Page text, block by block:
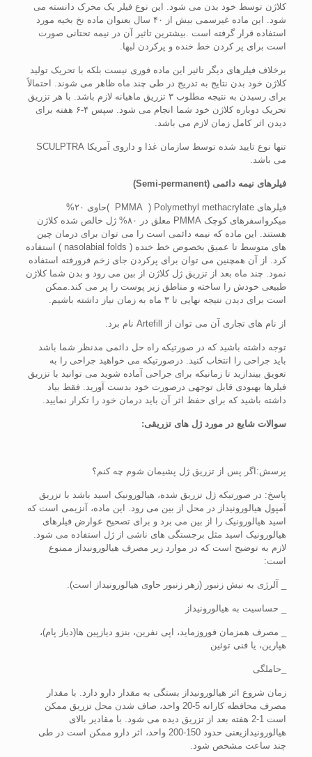
کلاژن توسط خود بدن می شود. این نوع فیلر یک محرک دانسته می
شود. این ماده غیرسمی بیش از ۴٠ سال بعنوان ماده نخ بخیه مورد
استفاده قرار گرفته است .بیشترین تاثیر آن در نیمه تحتانی صورت
است برای پر کردن خط خنده و پرکردن لبها.
برخلاف فیلرهای دیگر تاثیر این ماده فوری نیست بلکه با تحریک تولید
کلاژن خود بدن نتایج به تدریج در طی چند ماه ظاهر می شوند. احتمالاً
برای رسیدن به نتیجه مطلوب ٣ تزریق ماهیانه لازم باشد. با هر تزریق
تحریک دوباره کلاژن خود شما انجام می شود. سپس ۴-۶ هفته برای
دیدن اثر کامل زمان لازم می باشد.
تنها نوع تایید شده توسط سازمان غذا و داروی آمریکا SCULPTRA
می باشد.
فیلرهای نیمه دائمی (Semi-permanent
)
فیلرهای PMMA ) Polymethyl methacrylate )حاوی ٢٠%
میکرواسفرهای کوچک PMMA معلق در ٨٠% ژل خالص شده کلاژن
هستند. این ماده که نیمه دائمی است را می توان برای درمان چین
های متوسط تا عمیق بخصوص خط خنده ( nasolabial folds ) استفاده
کرد. از آن همچنین می توان برای پرکردن جای زخم فرورفته استفاده
نمود. چند ماه بعد از تزریق ژل کلاژن از بین می رود و بدن شما کلاژن
طبیعی خودش را ساخته و مناطق زیر پوست را پر می کند.ممکن
است برای دیدن نتیجه نهایی تا ٣ ماه به زمان نیاز داشته باشیم.
از نام های تجاری آن می توان از Artefill نام برد.
توجه داشته باشید که در صورتیکه راه حل دائمی مدنظر شما باشد
باید جراحی را انتخاب کنید. درصورتیکه می خواهید جراحی را به
تعویق بیندازید تا زمانیکه برای جراحی آماده شوید می توانید با تزریق
فیلرها بهبودی قابل توجهی درصورت خود بدست آورید. فقط بیاد
داشته باشید که برای حفظ اثر آن باید درمان خود را تکرار نمایید.
سوالات شایع در مورد ژل های تزریقی:
پرسش:اگر پس از تزریق ژل پشیمان شوم چه کنم؟
پاسخ: در صورتیکه ژل تزریق شده، هیالورونیک اسید باشد با تزریق
آمپول هیالورونیداز در محل از بین می رود. این ماده، آنزیمی است که
اسید هیالورونیک را از بین می برد و برای تصحیح عوارض فیلرهای
هیالورونیک اسید مثل برجستگی های ناشی از ژل استفاده می شود.
لازم به توضیح است که در موارد زیر مصرف هیالورونیداز ممنوع
است:
_ آلرژی به نیش زنبور (زهر زنبور حاوی هیالورونیداز است).
_ حساسیت به هیالورونیداز
_ مصرف همزمان فوروزماید، اپی نفرین، بنزو دیازپین ها(دیاز پام)،
هپارین، یا فنی توئین
_حاملگی
زمان شروع اثر هیالورونیداز بستگی به مقدار دارو دارد. با مقدار
مصرف محافظه کارانه 5-20 واحد، صاف شدن محل تزریق ممکن
است 1-2 هفته بعد از تزریق دیده می شود. با مقادیر بالای
هیالورونیدازیعنی حدود 150-200 واحد، اثر دارو ممکن است در طی
چند ساعت مشخص شود.